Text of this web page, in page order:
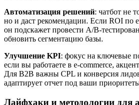
Автоматизация решений: чатбот не
но и даст рекомендации. Если ROI по
он подскажет провести A/B-
обновить сегментацию базы.
Улучшение KPI: фокус на ключевые
если вы работаете в e-commerce,
Для B2B важны CPL и конверсия
адаптирует отчет под ваши
Лайфхаки и методологии для